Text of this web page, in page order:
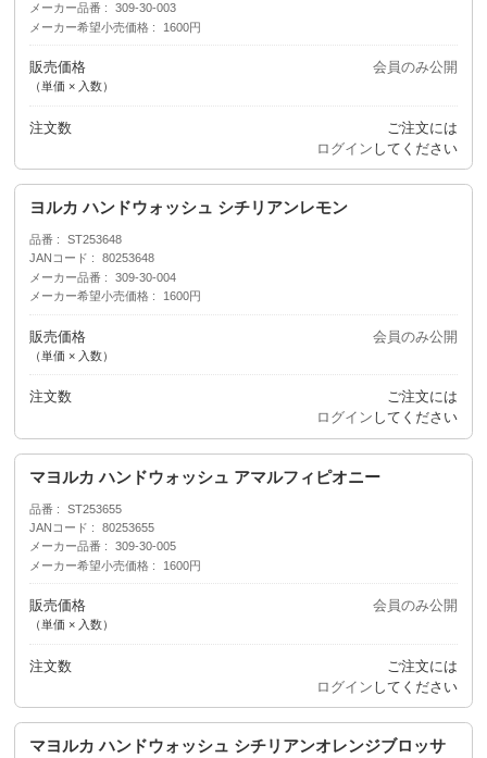
メーカー品番
309-30-003
メーカー希望小売価格
1600円
販売価格
（単価 × 入数）
会員のみ公開
注文数
ご注文には
ログイン してください
ヨルカ ハンドウォッシュ シチリアンレモン
品番
ST253648
JANコード
80253648
メーカー品番
309-30-004
メーカー希望小売価格
1600円
販売価格
（単価 × 入数）
会員のみ公開
注文数
ご注文には
ログイン してください
マヨルカ ハンドウォッシュ アマルフィピオニー
品番
ST253655
JANコード
80253655
メーカー品番
309-30-005
メーカー希望小売価格
1600円
販売価格
（単価 × 入数）
会員のみ公開
注文数
ご注文には
ログイン してください
マヨルカ ハンドウォッシュ シチリアンオレンジブロッサ